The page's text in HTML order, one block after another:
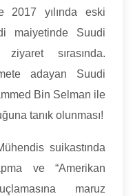
2017 yılında eski
maiyetinde Suudi
ziyaret sırasında.
adayan Suudi
Bin Selman ile
tanık olunması!
suikastında
ve “Amerikan
maruz